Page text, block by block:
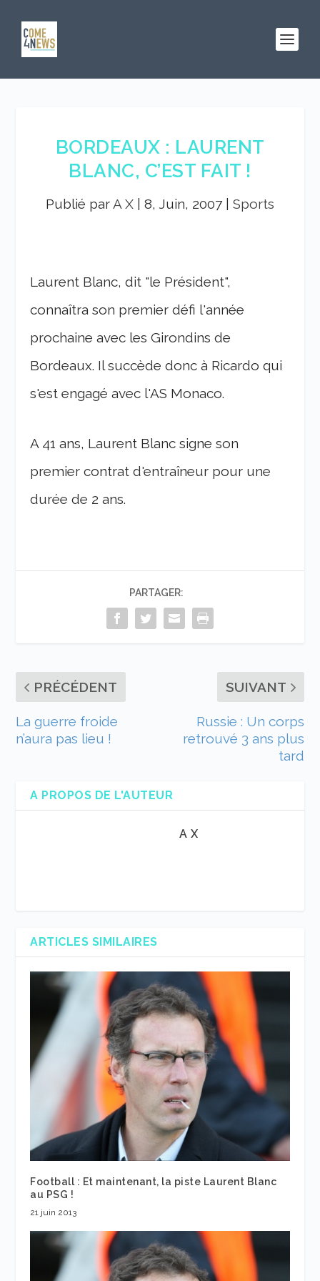
BORDEAUX : LAURENT
BLANC, C’EST FAIT !
Publié parA X 8, Juin, 2007 Sports
Laurent Blanc, dit "le Président",
connaîtra son premier défi l'année
prochaine avec les Girondins de
Bordeaux. Il succède donc à Ricardo qui
s'est engagé avec l'AS Monaco.
A 41 ans, Laurent Blanc signe son
premier contrat d'entraîneur pour une
durée de 2 ans.
PARTAGER:
PRÉCÉDENT
La guerre froide
n’aura pas lieu !
SUIVANT
Russie : Un corps
retrouvé 3 ans plus
tard
A PROPOS DE L'AUTEUR
A X
ARTICLES SIMILAIRES
Football : Et maintenant, la piste Laurent Blanc
au PSG !
21 juin 2013